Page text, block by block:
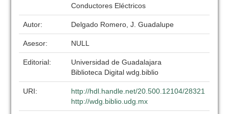
Conductores Eléctricos
Autor: Delgado Romero, J. Guadalupe
Asesor: NULL
Editorial:
Universidad de Guadalajara
Biblioteca Digital wdg.biblio
URI:
http://hdl.handle.net/20.500.12104/28321
http://wdg.biblio.udg.mx